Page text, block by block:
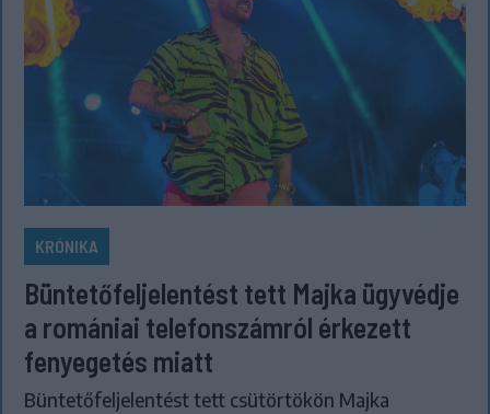
KRÓNIKA
Büntetőfeljelentést tett Majka ügyvédje
a romániai telefonszámról érkezett
fenyegetés miatt
Büntetőfeljelentést tett csütörtökön Majka